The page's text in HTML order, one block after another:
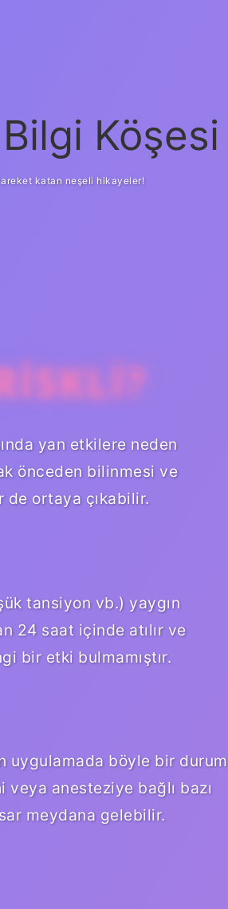
Köşesi
katan neşeli hikayeler!
yan etkilere neden
önceden bilinmesi ve
de ortaya çıkabilir.
tansiyon vb.) yaygın
24 saat içinde atılır ve
bir etki bulmamıştır.
uygulamada böyle bir durum
anesteziye bağlı bazı
meydana gelebilir.